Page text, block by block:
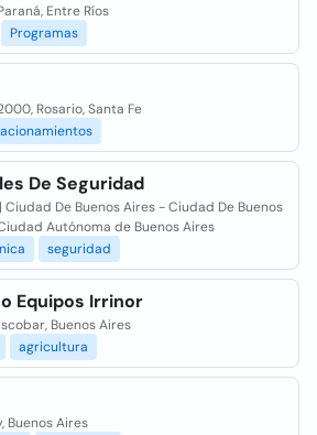
Entre Ríos
Programas
Rosario, Santa Fe
De Seguridad
| Ciudad De Buenos Aires - Ciudad De Buenos
Autónoma de Buenos Aires
seguridad
Equipos Irrinor
Buenos Aires
agricultura
Buenos Aires